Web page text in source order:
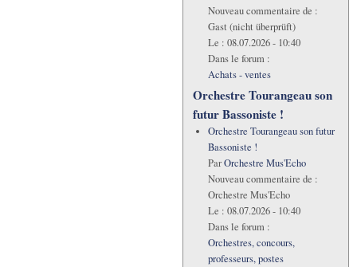
Nouveau commentaire de :
Gast (nicht überprüft)
Le : 08.07.2026 - 10:40
Dans le forum :
Achats - ventes
Orchestre Tourangeau son
futur Bassoniste !
Orchestre Tourangeau son futur
Bassoniste !
ParOrchestre Mus'Echo
Nouveau commentaire de :
Orchestre Mus'Echo
Le : 08.07.2026 - 10:40
Dans le forum :
Orchestres, concours,
professeurs, postes